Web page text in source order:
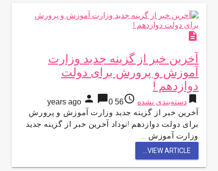
description
آخرین خبر از گزینه جدید وزارت
آموزش و پرورش برای دولت
دوازدهم !
bookmark دسته‌بندی نشده access_time
56 years ago
person chat_bubble0
آخرین خبر از گزینه جدید وزارت آموزش و پرورش
برای دولت دوازدهم !نوداد آخرین خبر از گزینه جدید
وزارت آموزش …
VIEW ARTICLE...